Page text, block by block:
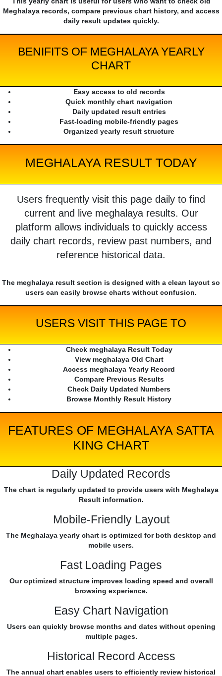
Meghalaya records, compare previous chart history, and access
daily result updates quickly.
BENIFITS OF MEGHALAYA YEARLY
CHART
Easy access to old records
Quick monthly chart navigation
Daily updated result entries
Fast-loading mobile-friendly pages
Organized yearly result structure
MEGHALAYA RESULT TODAY
Users frequently visit this page daily to find
current and live meghalaya results. Our
platform allows individuals to quickly access
daily chart records, review past numbers, and
reference historical data.
The meghalaya result section is designed with a clean layout so
users can easily browse charts without confusion.
USERS VISIT THIS PAGE TO
Check meghalaya Result Today
View meghalaya Old Chart
Access meghalaya Yearly Record
Compare Previous Results
Check Daily Updated Numbers
Browse Monthly Result History
FEATURES OF MEGHALAYA SATTA
KING CHART
Daily Updated Records
The chart is regularly updated to provide users with Meghalaya
Result information.
Mobile-Friendly Layout
The Meghalaya yearly chart is optimized for both desktop and
mobile users.
Fast Loading Pages
Our optimized structure improves loading speed and overall
browsing experience.
Easy Chart Navigation
Users can quickly browse months and dates without opening
multiple pages.
Historical Record Access
The annual chart enables users to efficiently review historical